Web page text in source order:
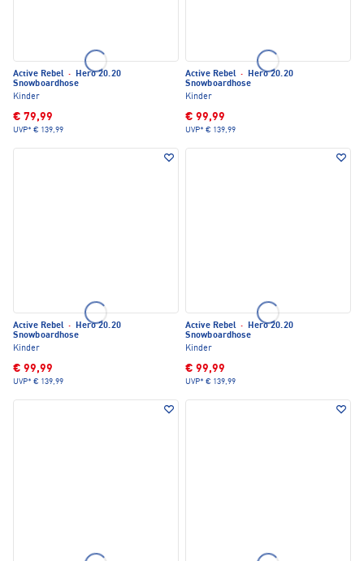
Active Rebel ·
Hero 20.20
Snowboardhose
Kinder
€ 79,99
UVP* € 139,99
Active Rebel ·
Hero 20.20
Snowboardhose
Kinder
€ 99,99
UVP* € 139,99
Active Rebel ·
Hero 20.20
Snowboardhose
Kinder
€ 99,99
UVP* € 139,99
Active Rebel ·
Hero 20.20
Snowboardhose
Kinder
€ 99,99
UVP* € 139,99